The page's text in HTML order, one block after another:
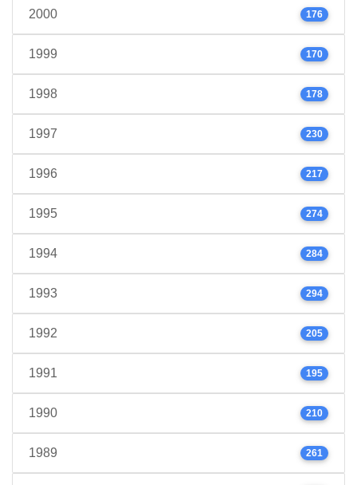
2000 176
1999 170
1998 178
1997 230
1996 217
1995 274
1994 284
1993 294
1992 205
1991 195
1990 210
1989 261